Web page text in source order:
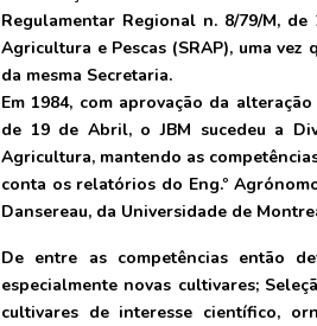
Regulamentar Regional n. 8/79/M,
Agricultura e Pescas (SRAP), uma
da mesma Secretaria.
Em 1984, com aprovação da
de 19 de Abril, o JBM sucedeu a
Agricultura, mantendo as
conta os relatórios do Eng.º
Dansereau, da Universidade de
De entre as competências então
especialmente novas cultivares;
cultivares de interesse científico,